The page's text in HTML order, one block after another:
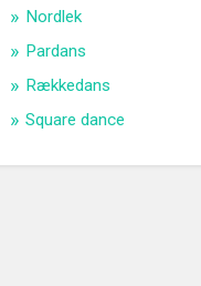
Nordlek
Pardans
Rækkedans
Square dance